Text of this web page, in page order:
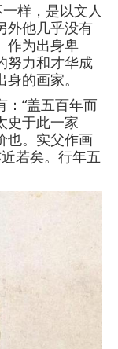
样，是以文人
外他几乎没有
作为出身卑
努力和才华成
的画家。
“盖五百年而
史于此一家
也。实父作画
若矣。行年五